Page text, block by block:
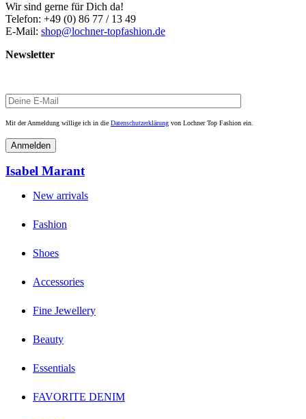
Wir sind gerne für Dich da!
Telefon: +49 (0) 86 77 / 13 49
E-Mail: shop@lochner-topfashion.de
Newsletter
Mit der Anmeldung willige ich in die Datenschutzerklärung von Lochner Top Fashion ein.
Isabel Marant
New arrivals
Fashion
Shoes
Accessories
Fine Jewellery
Beauty
Essentials
FAVORITE DENIM